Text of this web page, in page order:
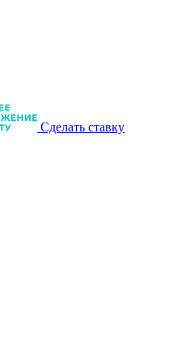
Сделать ставку